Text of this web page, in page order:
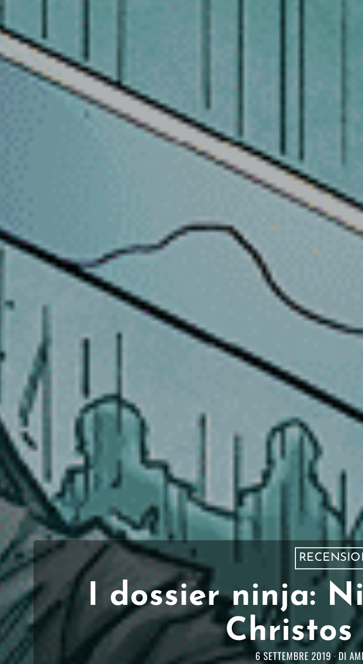
I dossier ninja:
Christos
6 SETTEMBRE 2019 DI